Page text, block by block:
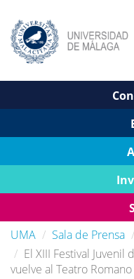
UMA
Sala de Prensa
El XIII Festival
vuelve al Teatro Romano